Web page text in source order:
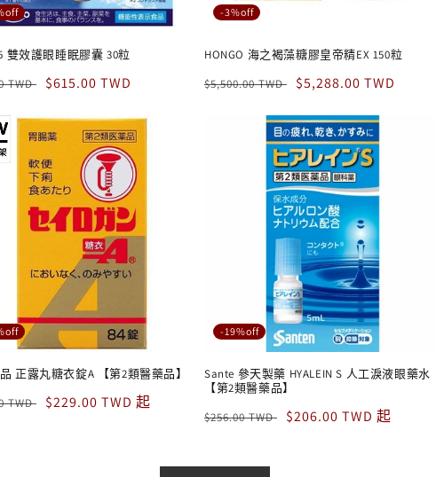
雙效護眼睡眠膠囊 30粒
TWD
售
$615.00 TWD
-3%off
HONGO 海之褐藻糖膠皇帝精EX 150粒
定
$5,500.00 TWD
售
$5,288.00 TWD
正露丸糖衣錠A 【第2類醫藥品】
TWD
售
$229.00 TWD 起
-19%off
Sante 參天製藥 HYALEIN S 人工淚液眼藥水
【第2類醫藥品】
定
$256.00 TWD
售
$206.00 TWD 起